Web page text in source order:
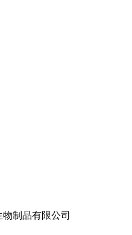
制品有限公司